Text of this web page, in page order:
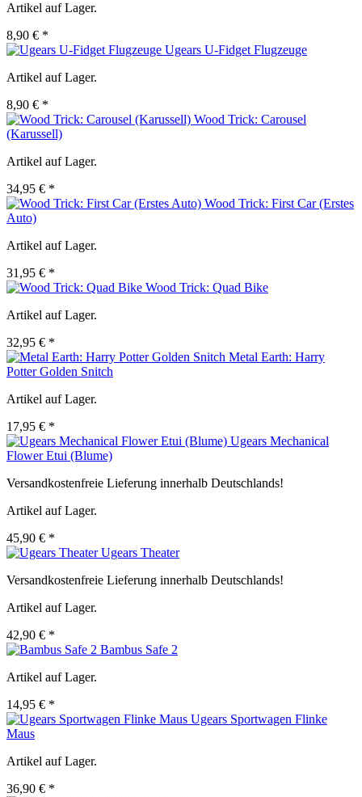
Artikel auf Lager.
8,90 € *
Ugears U-Fidget Flugzeuge
Artikel auf Lager.
8,90 € *
Wood Trick: Carousel
(Karussell)
Artikel auf Lager.
34,95 € *
Wood Trick: First Car (Erstes
Auto)
Artikel auf Lager.
31,95 € *
Wood Trick: Quad Bike
Artikel auf Lager.
32,95 € *
Metal Earth: Harry
Potter Golden Snitch
Artikel auf Lager.
17,95 € *
Ugears Mechanical
Flower Etui (Blume)
Versandkostenfreie Lieferung innerhalb Deutschlands!
Artikel auf Lager.
45,90 € *
Ugears Theater
Versandkostenfreie Lieferung innerhalb Deutschlands!
Artikel auf Lager.
42,90 € *
Bambus Safe 2
Artikel auf Lager.
14,95 € *
Ugears Sportwagen Flinke
Maus
Artikel auf Lager.
36,90 € *